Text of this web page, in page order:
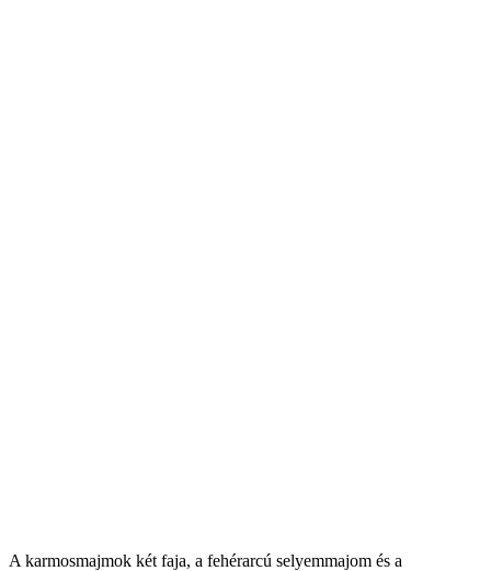
A karmosmajmok két faja, a fehérarcú selyemmajom és a